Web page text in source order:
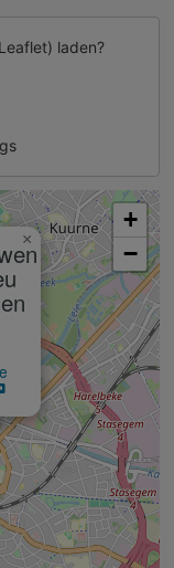
laden?
×
+
−